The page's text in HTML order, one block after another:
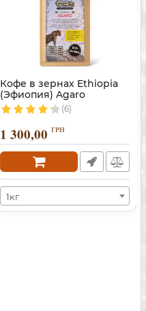
Кофе в зернах Ethiopia
(Эфиопия) Agaro
(6)
1 300,00 ГРН
1кг